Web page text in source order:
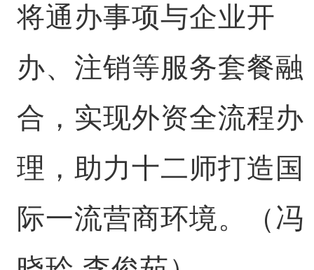
将通办事项与企业开
办、注销等服务套餐融
合，实现外资全流程办
理，助力十二师打造国
际一流营商环境。（冯